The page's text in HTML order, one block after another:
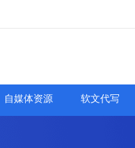
自媒体资源 软文代写